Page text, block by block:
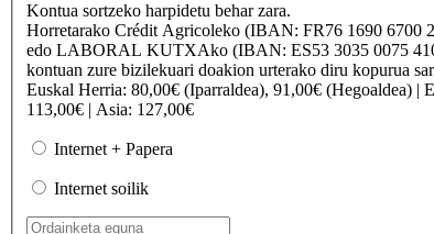
Kontua sortzeko harpidetu behar zara.
Horretarako Crédit Agricoleko (IBAN: FR76 1690 6700
edo LABORAL KUTXAko (IBAN: ES53 3035 0075
kontuan zure bizilekuari doakion urterako diru kopurua
Euskal Herria: 80,00€ (Iparraldea), 91,00€ (Hegoaldea) |
113,00€ | Asia: 127,00€
Internet + Papera
Internet soilik